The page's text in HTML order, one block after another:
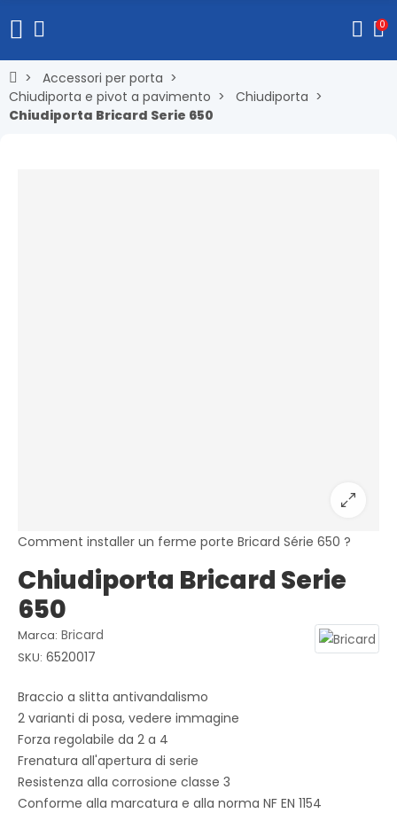
0
Accessori per porta
Chiudiporta e pivot a pavimento
Chiudiporta
Chiudiporta Bricard Serie 650
Comment installer un ferme porte Bricard Série 650 ?
Chiudiporta Bricard Serie
650
Marca: Bricard
SKU: 6520017
Braccio a slitta antivandalismo
2 varianti di posa, vedere immagine
Forza regolabile da 2 a 4
Frenatura all'apertura di serie
Resistenza alla corrosione classe 3
Conforme alla marcatura e alla norma NF EN 1154